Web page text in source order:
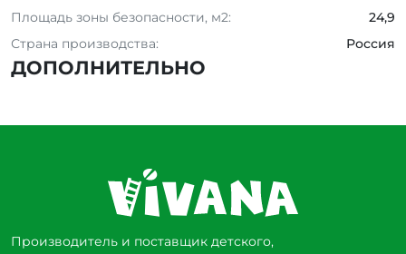
Площадь зоны безопасности, м2:
24,9
Страна производства:
Россия
ДОПОЛНИТЕЛЬНО
Производитель и поставщик детского,